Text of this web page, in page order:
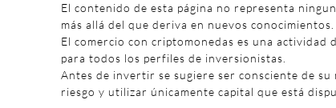
El contenido de esta página no representa
más allá del que deriva en nuevos conocimientos.
El comercio con criptomonedas es una actividad
para todos los perfiles de inversionistas.
Antes de invertir se sugiere ser consciente de
riesgo y utilizar únicamente capital que está